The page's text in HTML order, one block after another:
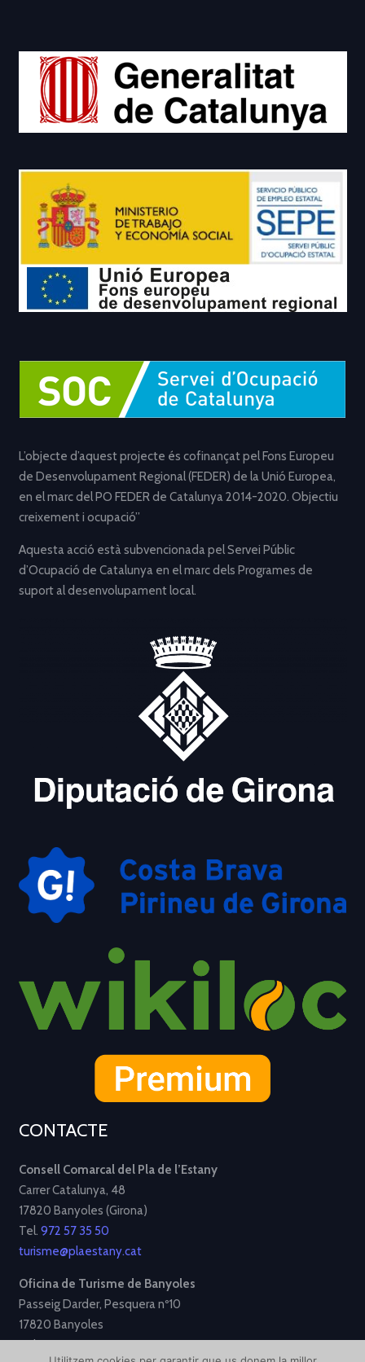
L’objecte d’aquest projecte és cofinançat pel Fons Europeu
de Desenvolupament Regional (FEDER) de la Unió Europea,
en el marc del PO FEDER de Catalunya 2014-2020. Objectiu
creixement i ocupació”
Aquesta acció està subvencionada pel Servei Públic
d’Ocupació de Catalunya en el marc dels Programes de
suport al desenvolupament local.
CONTACTE
Consell Comarcal del Pla de l’Estany
Carrer Catalunya, 48
17820 Banyoles (Girona)
Tel. 972 57 35 50
turisme@plaestany.cat
Oficina de Turisme de Banyoles
Passeig Darder, Pesquera nº10
17820 Banyoles
Tel.972 58 34 70